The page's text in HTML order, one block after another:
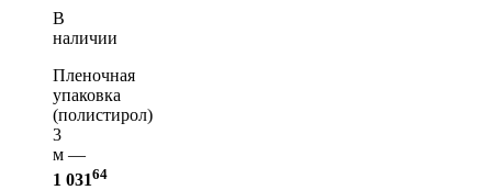
В
наличии
Пленочная
упаковка
(полистирол)
3
м —
1 03164